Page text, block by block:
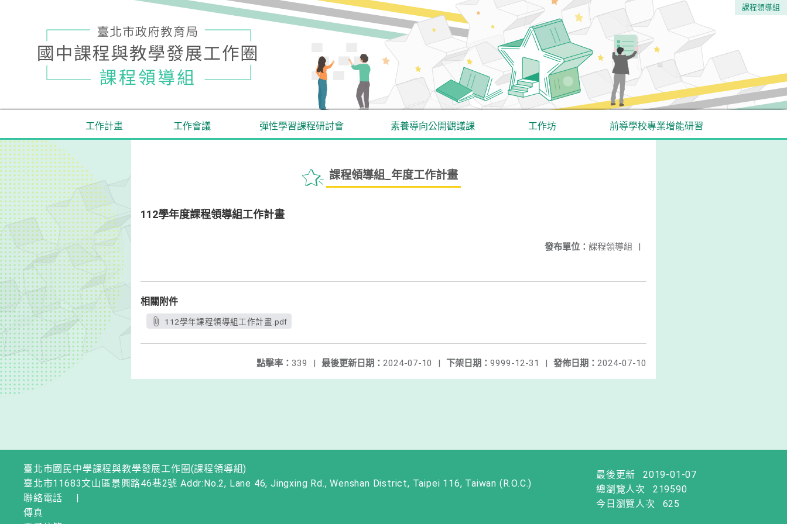
課程領導組
工作計畫 工作會議 彈性學習課程研討會 素養導向公開觀議課 工作坊 前導學校專業增能研習
課程領導組_年度工作計畫
112學年度課程領導組工作計畫
發布單位： 課程領導組 |
相關附件
112學年課程領導組工作計畫.pdf
發佈日期： 2024-07-10
下架日期： 9999-12-31 |
最後更新日期： 2024-07-10 |
點擊率： 339 |
臺北市國民中學課程與教學發展工作圈(課程領導組)
臺北市11683文山區景興路46巷2號 Addr:No.2, Lane 46, Jingxing Rd., Wenshan District, Taipei 116, Taiwan (R.O.C.)
聯絡電話
|
傳真
最後更新
2019-01-07
總瀏覽人次
219590
今日瀏覽人次
625